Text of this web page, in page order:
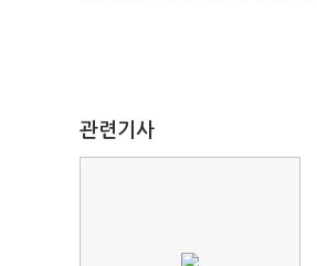
관련기사